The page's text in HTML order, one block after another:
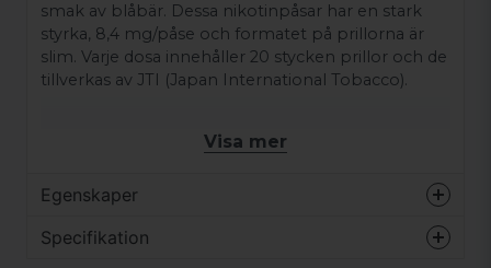
smak av blåbär. Dessa nikotinpåsar har en stark
styrka, 8,4 mg/påse och formatet på prillorna är
slim. Varje dosa innehåller 20 stycken prillor och de
tillverkas av JTI (Japan International Tobacco).
Visa mer
Egenskaper
Varumärke
Specifikation